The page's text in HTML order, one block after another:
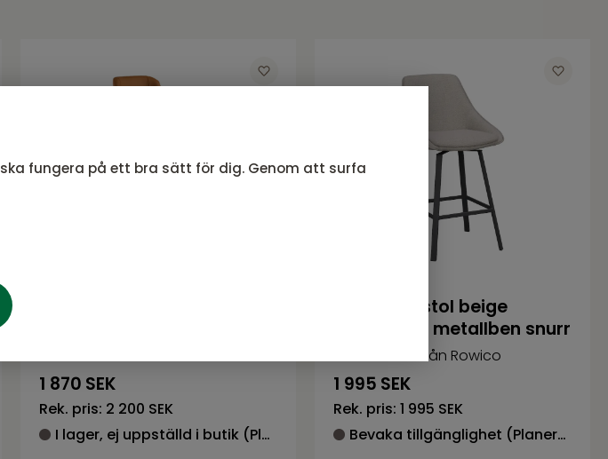
fungera på ett bra sätt för dig. Genom att surfa
1 870 SEK
Rek. pris: 2 200 SEK
I lager, ej uppställd i butik (Planerad återkomst 2026-04-06)
Alison barstol beige
tyg/svarta metallben snurr
Serie ALISON från Rowico
1 995 SEK
Rek. pris: 1 995 SEK
Bevaka tillgänglighet (Planerad återkomst 2026-05-28)